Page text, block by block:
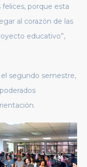
porque esta
al corazón de las
educativo”,
el segundo semestre,